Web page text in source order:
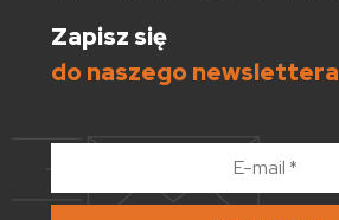
Zapisz się
do naszego newslettera
*